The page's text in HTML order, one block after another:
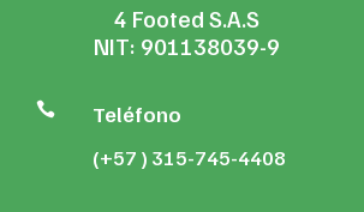
4 Footed S.A.S
NIT: 901138039-9
 Teléfono
(+57 ) 315-745-4408